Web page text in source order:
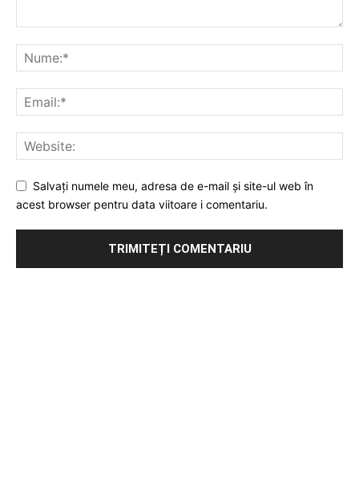
Salvați numele meu, adresa de e-mail și site-ul web în
acest browser pentru data viitoare i comentariu.